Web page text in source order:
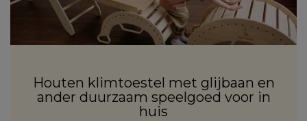
Houten klimtoestel met glijbaan en
ander duurzaam speelgoed voor in
huis